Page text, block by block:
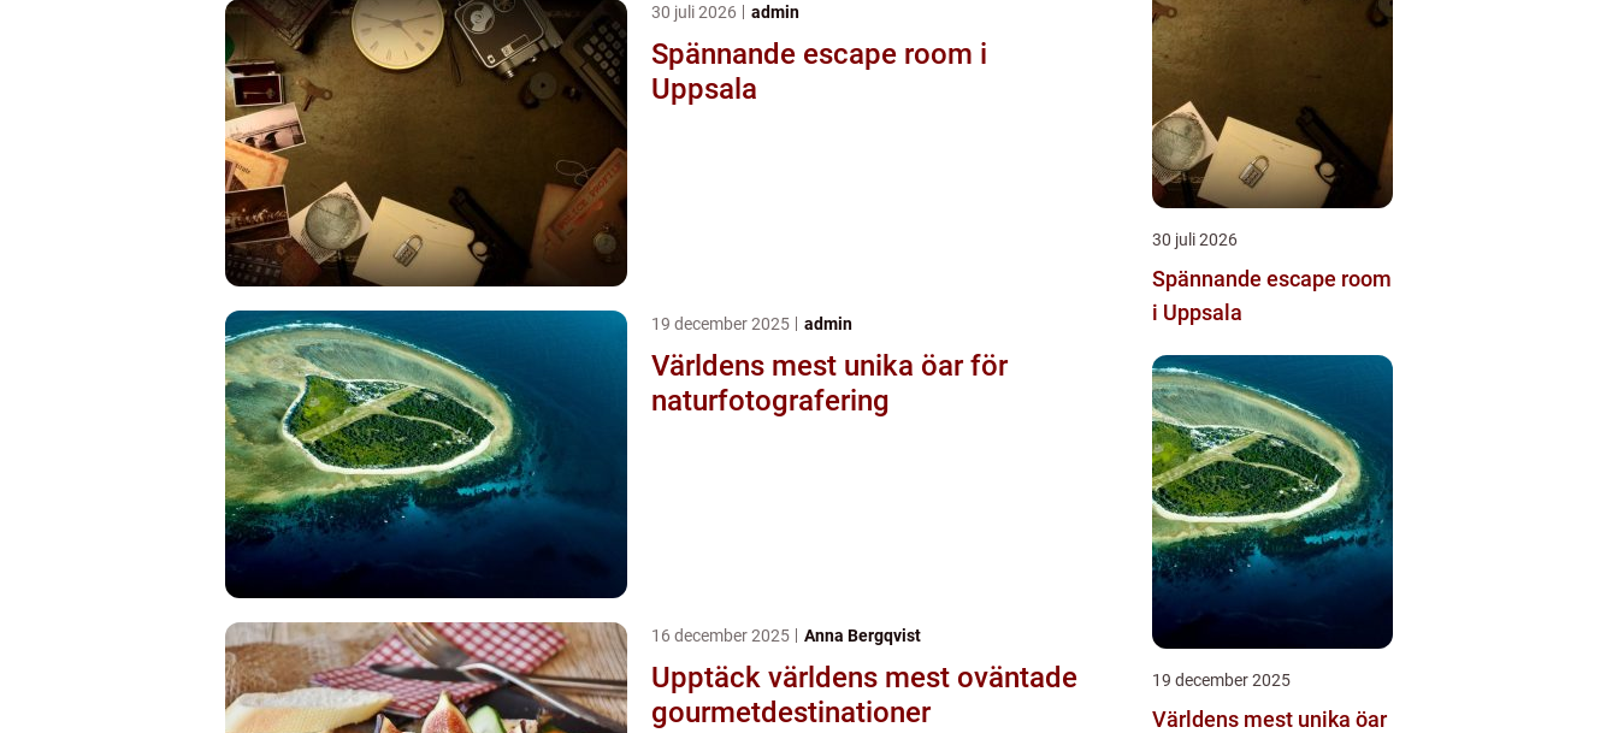
30 juli 2026 admin
Spännande escape room i
Uppsala
19 december 2025 admin
Världens mest unika öar för
naturfotografering
16 december 2025 Anna Bergqvist
Upptäck världens mest oväntade
gourmetdestinationer
30 juli 2026
Spännande escape room
i Uppsala
19 december 2025
Världens mest unika öar